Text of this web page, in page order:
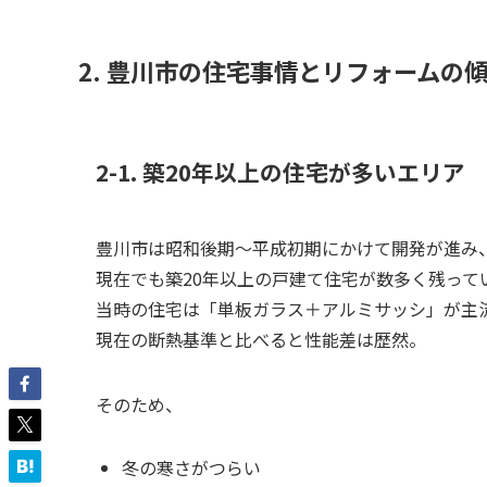
2. 豊川市の住宅事情とリフォームの
2-1. 築20年以上の住宅が多いエリア
豊川市は昭和後期〜平成初期にかけて開発が進み、
現在でも築20年以上の戸建て住宅が数多く残って
当時の住宅は「単板ガラス＋アルミサッシ」が主
現在の断熱基準と比べると性能差は歴然。
そのため、
冬の寒さがつらい